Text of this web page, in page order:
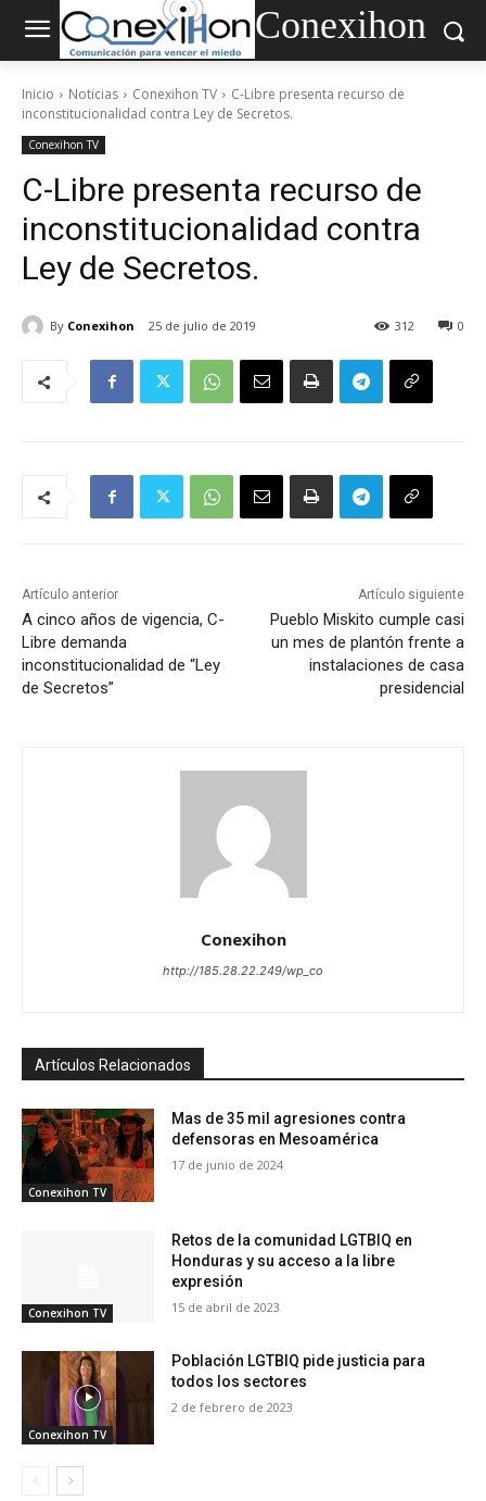
Conexihon
Inicio Noticias Conexihon TV
C-Libre presenta recurso de
inconstitucionalidad contra Ley de Secretos.
Conexihon TV
C-Libre presenta recurso de
inconstitucionalidad contra
Ley de Secretos.
By Conexihon 25 de julio de 2019 0
312
Artículo anterior
A cinco años de vigencia, C-
Libre demanda
inconstitucionalidad de “Ley
de Secretos”
Artículo siguiente
Pueblo Miskito cumple casi
un mes de plantón frente a
instalaciones de casa
presidencial
Conexihon
http://185.28.22.249/wp_co
Artículos Relacionados
Conexihon TV
Mas de 35 mil agresiones contra
defensoras en Mesoamérica
17 de junio de 2024
Conexihon TV
Retos de la comunidad LGTBIQ en
Honduras y su acceso a la libre
expresión
15 de abril de 2023
Conexihon TV
Población LGTBIQ pide justicia para
todos los sectores
2 de febrero de 2023